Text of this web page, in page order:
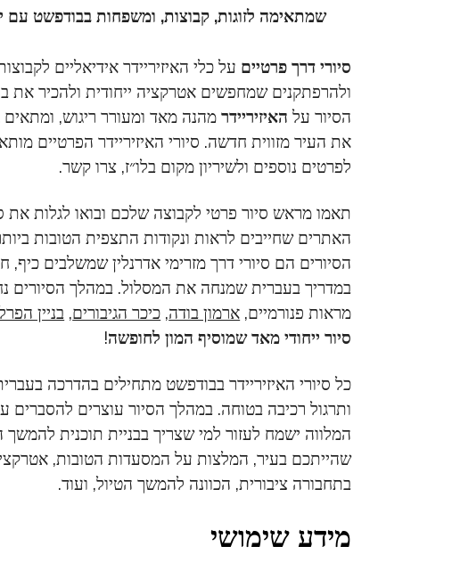
שמתאימה לזוגות, קבוצות, ומשפחות בבודפשט עם
סיורי דרך פרטיים על כלי האיזיריידר אידיאליים
ולהרפתקנים שמחפשים אטרקציה ייחודית ולהכיר את
הסיור על האיזיריידרמהנה מאד ומעורר ריגוש, ומתאים
לפרטים נוספים ולשיריון מקום בלו״ז, צרו קשר.
תאמו מראש סיור פרטי לקבוצה שלכם ובואו לגלות את
האתרים שחייבים לראות ונקודות התצפית הטובות
הסיורים הם סיורי דרך מזרימי אדרנלין שמשלבים כיף,
במדריך בעברית שמנחה את המסלול. במהלך הסיורים
מראות פנורמיים, ארמון בודה, כיכר הגיבורים, בניין
סיור ייחודי מאד שמוסיף המון לחופשה!
ותרגול רכיבה בטוחה. במהלך הסיור עוצרים להסברים
המלווה ישמח לעזור למי שצריך בבניית תוכנית
שהייתכם בעיר, המלצות על המסעדות הטובות,
בתחבורה ציבורית, הכוונה להמשך הטיול, ועוד.
מידע שימושי